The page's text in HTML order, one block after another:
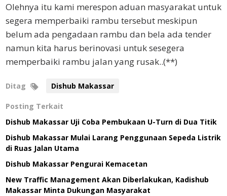
Olehnya itu kami merespon aduan masyarakat untuk
segera memperbaiki rambu tersebut meskipun
belum ada pengadaan rambu dan bela ada tender
namun kita harus berinovasi untuk sesegera
memperbaiki rambu jalan yang rusak..(**)
Ditag Dishub Makassar
Posting Terkait
Dishub Makassar Uji Coba Pembukaan U-Turn di Dua Titik
Dishub Makassar Mulai Larang Penggunaan Sepeda Listrik
di Ruas Jalan Utama
Dishub Makassar Pengurai Kemacetan
New Traffic Management Akan Diberlakukan, Kadishub
Makassar Minta Dukungan Masyarakat